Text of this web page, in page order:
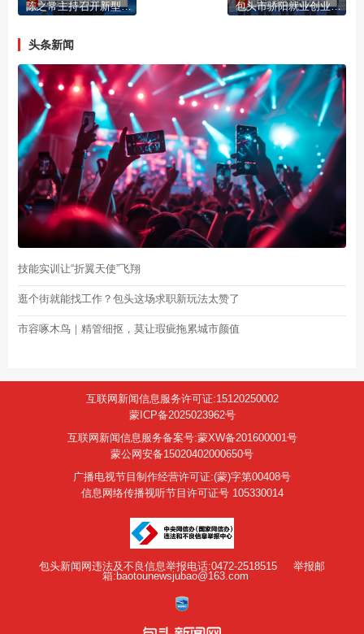
陈之常主持召开新型电力系统和稀土高新区国家级零碳园区建设工作推进会 包头市骄阳就业创业孵化基地正式启动运行
头条新闻
技能实训让“折翼天使”飞翔
逛个街就能找工作？包头这场求职新玩法太赞了
市容啄木鸟｜精管细抠，莫让瑕疵拖累城市颜值
互联网新闻信息服务许可证:15120250002
蒙ICP备2025023962号
互联网新闻信息服务备案号:蒙XW备201600001号
蒙公网安备15020402000650号
广播电视节目制作经营许可证:(蒙)字第00408号
信息网络传播视听节目许可证号 105330014
包头新闻网违法及不良信息举报电话:0472-2518515
举报邮
箱:baotounewsjubao@163.com